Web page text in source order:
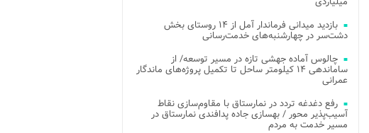
بازدید میدانی فرماندار آمل از ۱۴ روستای بخش
دشت‌سر در چهارشنبه‌های خدمت‌رسانی
چالوس آماده جهشی تازه در مسیر توسعه/ از
ساماندهی ۱۴ کیلومتر ساحل تا تکمیل پروژه‌های ماندگار
عمرانی
رفع دغدغه تردد در نمارستاق با مقاوم‌سازی نقاط
آسیب‌پذیر محور / بهسازی جاده پدافندی نمارستاق در
مسیر خدمت به مردم